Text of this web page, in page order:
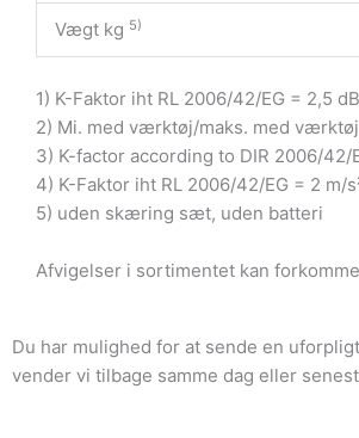
Vægt kg 5)
1) K-Faktor iht RL 2006/42/EG = 2,5
2) Mi. med værktøj/maks. med værktøj
3) K-factor according to DIR 2006/42/
4) K-Faktor iht RL 2006/42/EG = 2 m/
5) uden skæring sæt, uden batteri
Afvigelser i sortimentet kan
Du har mulighed for at sende en
vender vi tilbage samme dag eller